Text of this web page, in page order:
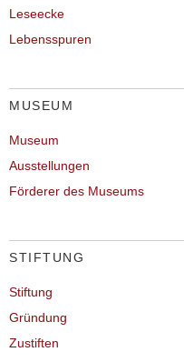
Leseecke
Lebensspuren
MUSEUM
Museum
Ausstellungen
Förderer des Museums
STIFTUNG
Stiftung
Gründung
Zustiften